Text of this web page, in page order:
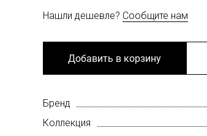
Нашли дешевле? Сообщите нам
Добавить в корзину
Бренд
Коллекция